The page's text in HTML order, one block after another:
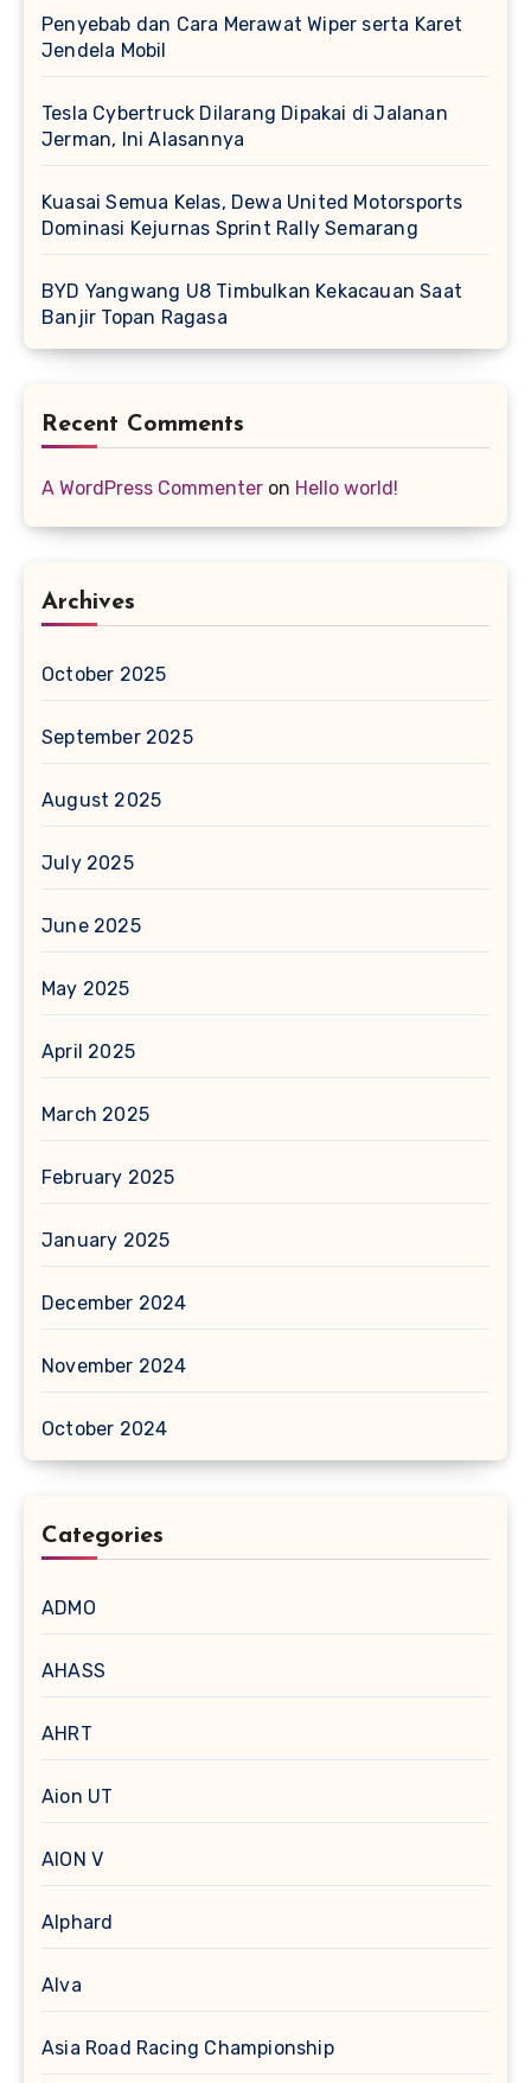
Penyebab dan Cara Merawat Wiper serta Karet
Jendela Mobil
Tesla Cybertruck Dilarang Dipakai di Jalanan
Jerman, Ini Alasannya
Kuasai Semua Kelas, Dewa United Motorsports
Dominasi Kejurnas Sprint Rally Semarang
BYD Yangwang U8 Timbulkan Kekacauan Saat
Banjir Topan Ragasa
Recent Comments
A WordPress Commenter on Hello world!
Archives
October 2025
September 2025
August 2025
July 2025
June 2025
May 2025
April 2025
March 2025
February 2025
January 2025
December 2024
November 2024
October 2024
Categories
ADMO
AHASS
AHRT
Aion UT
AION V
Alphard
Alva
Asia Road Racing Championship